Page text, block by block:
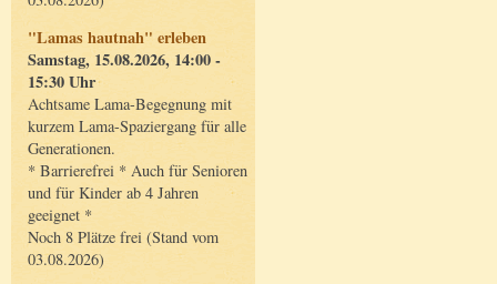
"Lamas hautnah" erleben
Samstag, 15.08.2026, 14:00 -
15:30 Uhr
Achtsame Lama-Begegnung mit
kurzem Lama-Spaziergang für alle
Generationen.
* Barrierefrei * Auch für Senioren
und für Kinder ab 4 Jahren
geeignet *
Noch 8 Plätze frei (Stand vom
03.08.2026)